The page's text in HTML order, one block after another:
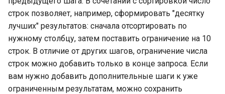
строк позволяет, например, сформировать "десятку
лучших" результатов: сначала отсортировать по
нужному столбцу, затем поставить ограничение на 10
строк. В отличие от других шагов, ограничение числа
строк можно добавить только в конце запроса. Если
вам нужно добавить дополнительные шаги к уже
ограниченным результатам, можно сохранить